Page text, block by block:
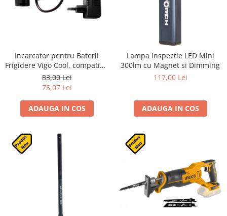
Incarcator pentru Baterii
Frigidere Vigo Cool, compatibil
cu VSP96B si VSP96G
83,00 Lei
75,07 Lei
ADAUGA IN COS
Lampa Inspectie LED Mini
300lm cu Magnet si Dimming
117,00 Lei
ADAUGA IN COS